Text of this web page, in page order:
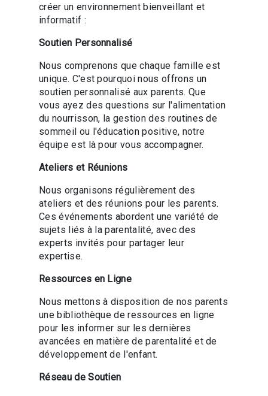
créer un environnement bienveillant et
informatif :
Soutien Personnalisé
Nous comprenons que chaque famille est
unique. C'est pourquoi nous offrons un
soutien personnalisé aux parents. Que
vous ayez des questions sur l'alimentation
du nourrisson, la gestion des routines de
sommeil ou l'éducation positive, notre
équipe est là pour vous accompagner.
Ateliers et Réunions
Nous organisons régulièrement des
ateliers et des réunions pour les parents.
Ces événements abordent une variété de
sujets liés à la parentalité, avec des
experts invités pour partager leur
expertise.
Ressources en Ligne
Nous mettons à disposition de nos parents
une bibliothèque de ressources en ligne
pour les informer sur les dernières
avancées en matière de parentalité et de
développement de l'enfant.
Réseau de Soutien